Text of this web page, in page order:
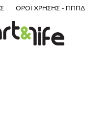
ΌΡΟΙ ΧΡΉΣΗΣ - ΠΠΠΔ